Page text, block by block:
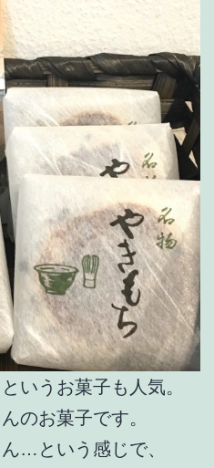
いうお菓子も人気。
のお菓子です。
…という感じで、